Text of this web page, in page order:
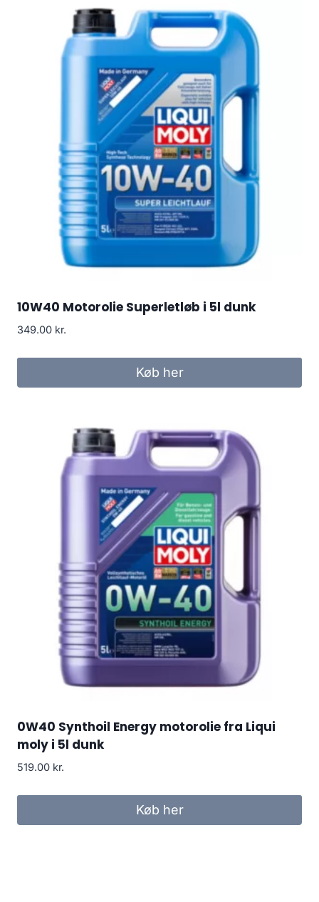
10W40 Motorolie Superletløb i 5l dunk
349.00 kr.
Køb her
0W40 Synthoil Energy motorolie fra Liqui
moly i 5l dunk
519.00 kr.
Køb her